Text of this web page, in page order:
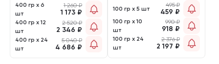
400 гр х 6
шт
1 260₽
1 173 ₽
400 гр х 12
шт
2 520₽
2 346 ₽
400 гр х 24
шт
5 040₽
4 686 ₽
100 гр х 5 шт
495₽
459 ₽
100 гр х 10
шт
990₽
918 ₽
100 гр х 24
шт
2 376₽
2 197 ₽